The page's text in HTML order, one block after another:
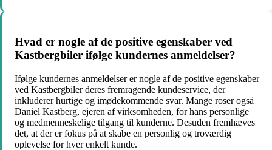
Hvad er nogle af de positive egenskaber ved
Kastbergbiler ifølge kundernes anmeldelser?
Ifølge kundernes anmeldelser er nogle af de positive egenskaber
ved Kastbergbiler deres fremragende kundeservice, der
inkluderer hurtige og imødekommende svar. Mange roser også
Daniel Kastberg, ejeren af virksomheden, for hans personlige
og medmenneskelige tilgang til kunderne. Desuden fremhæves
det, at der er fokus på at skabe en personlig og troværdig
oplevelse for hver enkelt kunde.